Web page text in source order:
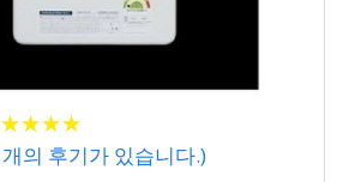
★★★★
★★★★
개의 후기가 있습니다.)